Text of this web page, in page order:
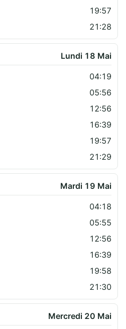
19:57
21:28
Lundi 18 Mai
04:19
05:56
12:56
16:39
19:57
21:29
Mardi 19 Mai
04:18
05:55
12:56
16:39
19:58
21:30
Mercredi 20 Mai